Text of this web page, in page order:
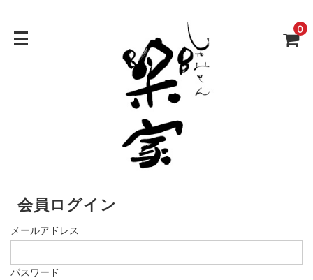
0
会員ログイン
メールアドレス
パスワード